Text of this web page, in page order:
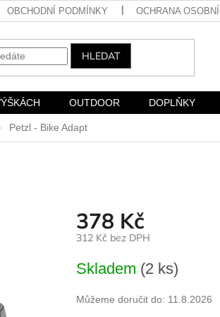
OBCHODNÍ PODMÍNKY OCHRANA
HLEDAT
OUTDOOR DOPLŇKY
Petzl - Bike Adapt
378 Kč
312 Kč bez DPH
cena:
Skladem (2 ks)
Můžeme doručit do: 11.8.2026